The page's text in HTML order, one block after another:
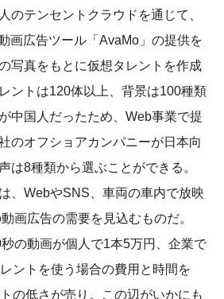
のテンセントクラウドを通じて、
画広告ツール「AvaMo」の提供を
写真をもとに仮想タレントを作成
ントは120体以上、背景は100種類
中国人だったため、Web事業で提
のオフショアカンパニーが日本向
は8種類から選ぶことができる。
、WebやSNS、車両の車内で放映
画広告の需要を見込むものだ。
の動画が個人で1本5万円、企業で
ントを使う場合の費用と時間を
の低さが売り。この辺がいかにも